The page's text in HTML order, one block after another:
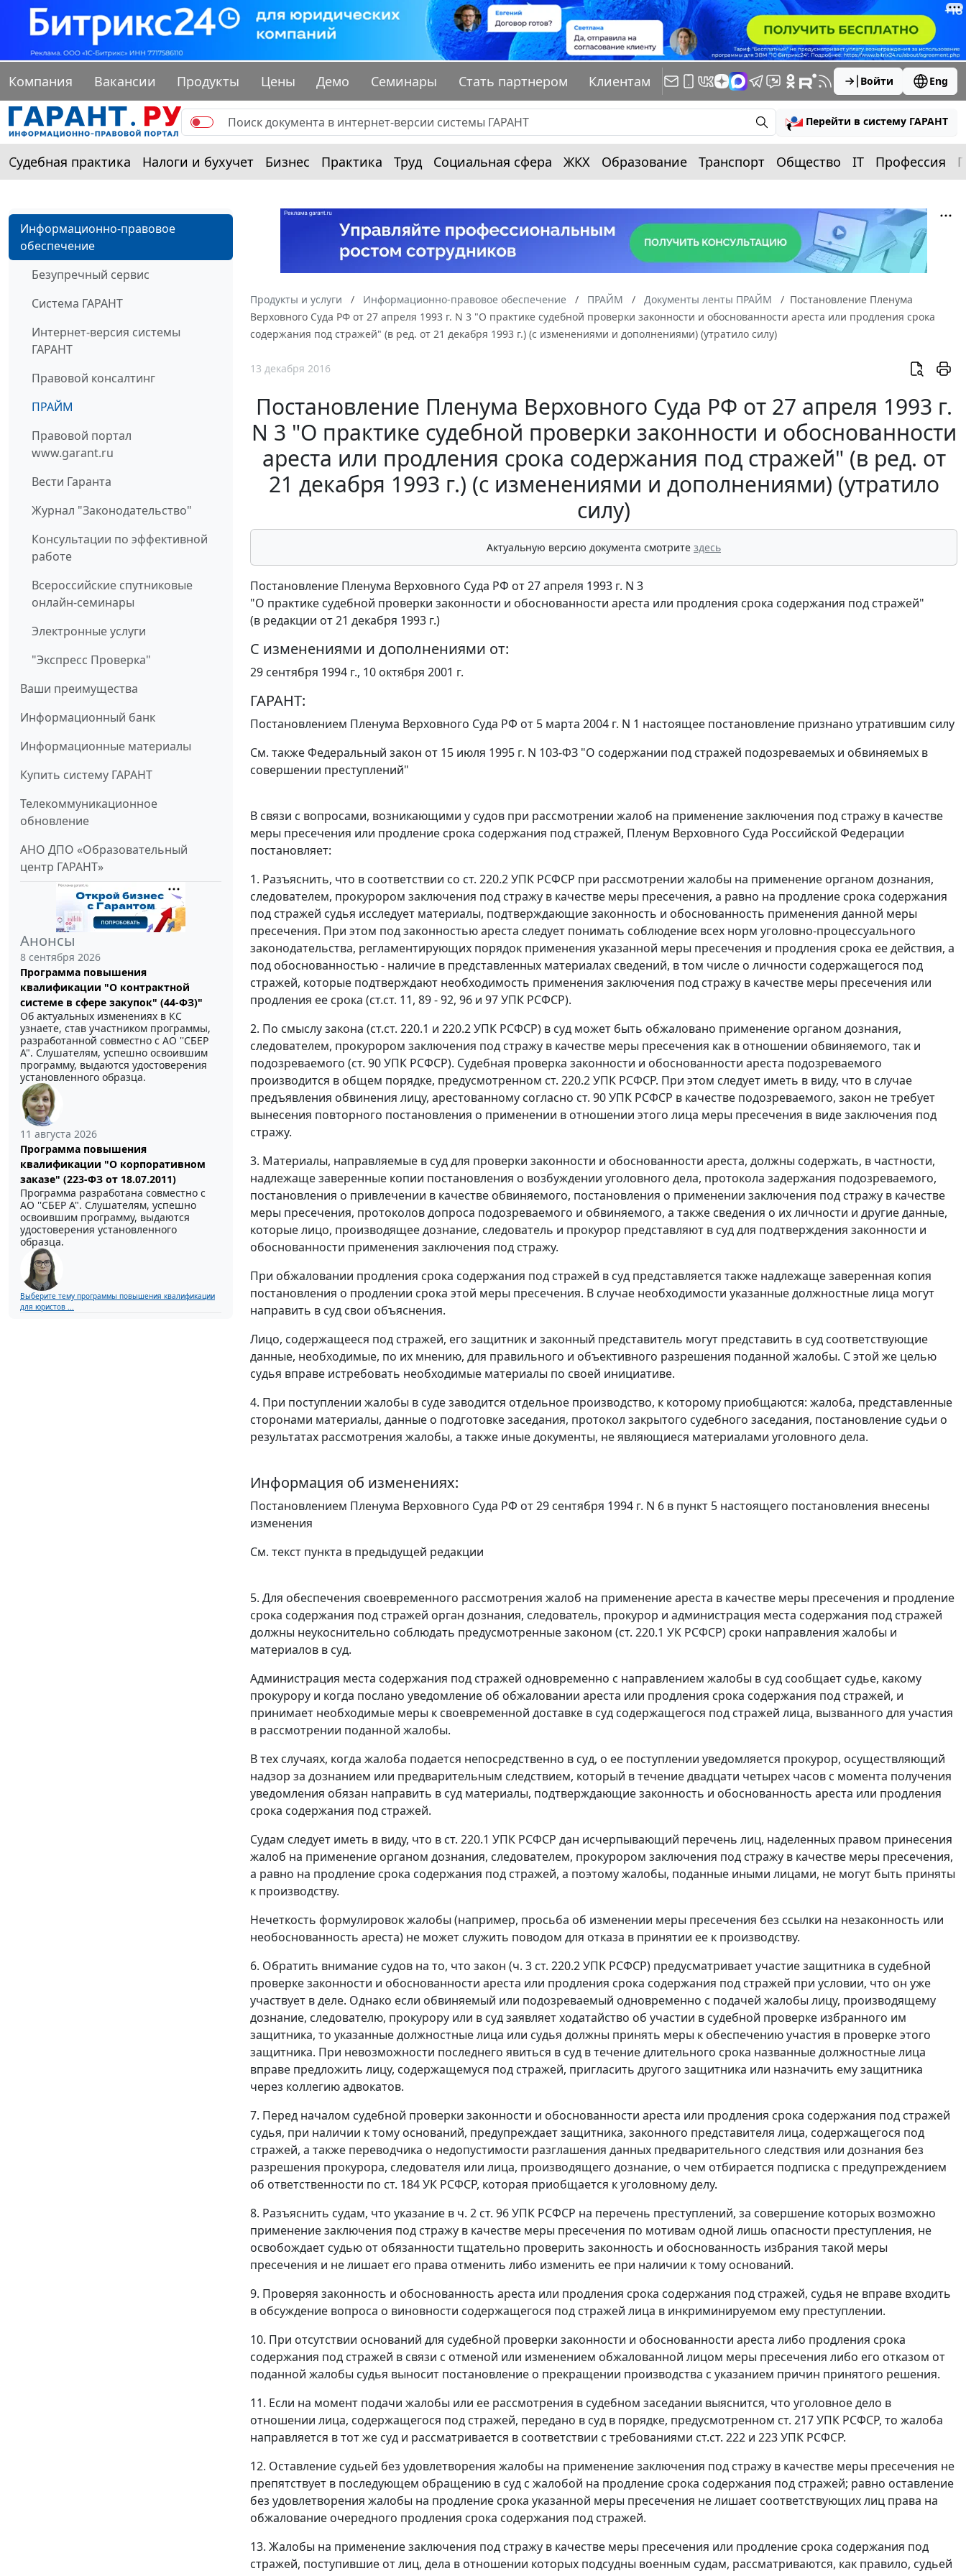
Компания Вакансии Продукты Цены Демо Семинары Стать партнером Клиентам Войти Eng
Перейти в систему ГАРАНТ
Судебная практика Налоги и бухучет Бизнес Практика Труд Социальная сфера ЖКХ Образование Транспорт Общество IT Профессия
Информационно-правовое
обеспечение
Безупречный сервис
Система ГАРАНТ
Интернет-версия системы
ГАРАНТ
Правовой консалтинг
ПРАЙМ
Правовой портал
www.garant.ru
Вести Гаранта
Журнал "Законодательство"
Консультации по эффективной
работе
Всероссийские спутниковые
онлайн-семинары
Электронные услуги
"Экспресс Проверка"
Ваши преимущества
Информационный банк
Информационные материалы
Купить систему ГАРАНТ
Телекоммуникационное
обновление
АНО ДПО «Образовательный
центр ГАРАНТ»
Анонсы
8 сентября 2026
Программа повышения
квалификации "О контрактной
системе в сфере закупок" (44-ФЗ)"
Об актуальных изменениях в КС
узнаете, став участником программы,
разработанной совместно с АО ''СБЕР
А". Слушателям, успешно освоившим
программу, выдаются удостоверения
установленного образца.
11 августа 2026
Программа повышения
квалификации "О корпоративном
заказе" (223-ФЗ от 18.07.2011)
Программа разработана совместно с
АО ''СБЕР А". Слушателям, успешно
освоившим программу, выдаются
удостоверения установленного
образца.
Выберите тему программы повышения квалификации
для юристов ...
Продукты и услуги Информационно-правовое обеспечение ПРАЙМ Документы ленты ПРАЙМ
Постановление Пленума
Верховного Суда РФ от 27 апреля 1993 г. N 3 "О практике судебной проверки законности и обоснованности ареста или продления срока
содержания под стражей" (в ред. от 21 декабря 1993 г.) (с изменениями и дополнениями) (утратило силу)
13 декабря 2016
Постановление Пленума Верховного Суда РФ от 27 апреля 1993 г.
N 3 "О практике судебной проверки законности и обоснованности
ареста или продления срока содержания под стражей" (в ред. от
21 декабря 1993 г.) (с изменениями и дополнениями) (утратило
силу)
Актуальную версию документа смотрите здесь
Постановление Пленума Верховного Суда РФ от 27 апреля 1993 г. N 3
"О практике судебной проверки законности и обоснованности ареста или продления срока содержания под стражей"
(в редакции от 21 декабря 1993 г.)
С изменениями и дополнениями от:
29 сентября 1994 г., 10 октября 2001 г.
ГАРАНТ:
Постановлением Пленума Верховного Суда РФ от 5 марта 2004 г. N 1 настоящее постановление признано утратившим силу
См. такжеФедеральный закон от 15 июля 1995 г. N 103-ФЗ "О содержании под стражей подозреваемых и обвиняемых в
совершении преступлений"
В связи с вопросами, возникающими у судов при рассмотрении жалоб на применение заключения под стражу в качестве
меры пресечения или продление срока содержания под стражей, Пленум Верховного Суда Российской Федерации
постановляет:
1. Разъяснить, что в соответствии со ст. 220.2УПК РСФСР при рассмотрении жалобы на применение органом дознания,
следователем, прокурором заключения под стражу в качестве меры пресечения, а равно на продление срока содержания
под стражей судья исследует материалы, подтверждающие законность и обоснованность применения данной меры
пресечения. При этом под законностью ареста следует понимать соблюдение всех норм уголовно-процессуального
законодательства, регламентирующих порядок применения указанной меры пресечения и продления срока ее действия, а
под обоснованностью - наличие в представленных материалах сведений, в том числе о личности содержащегося под
стражей, которые подтверждают необходимость применения заключения под стражу в качестве меры пресечения или
продления ее срока (ст.ст. 11, 89 - 92, 96 и 97УПК РСФСР).
2. По смыслу закона (ст.ст. 220.1 и 220.2УПК РСФСР) в суд может быть обжаловано применение органом дознания,
следователем, прокурором заключения под стражу в качестве меры пресечения как в отношении обвиняемого, так и
подозреваемого (ст. 90УПК РСФСР). Судебная проверка законности и обоснованности ареста подозреваемого
производится в общем порядке, предусмотренном ст. 220.2УПК РСФСР. При этом следует иметь в виду, что в случае
предъявления обвинения лицу, арестованному согласно ст. 90УПК РСФСР в качестве подозреваемого, закон не требует
вынесения повторного постановления о применении в отношении этого лица меры пресечения в виде заключения под
стражу.
3. Материалы, направляемые в суд для проверки законности и обоснованности ареста, должны содержать, в частности,
надлежаще заверенные копии постановления о возбуждении уголовного дела, протокола задержания подозреваемого,
постановления о привлечении в качестве обвиняемого, постановления о применении заключения под стражу в качестве
меры пресечения, протоколов допроса подозреваемого и обвиняемого, а также сведения о их личности и другие данные,
которые лицо, производящее дознание, следователь и прокурор представляют в суд для подтверждения законности и
обоснованности применения заключения под стражу.
При обжаловании продления срока содержания под стражей в суд представляется также надлежаще заверенная копия
постановления о продлении срока этой меры пресечения. В случае необходимости указанные должностные лица могут
направить в суд свои объяснения.
Лицо, содержащееся под стражей, его защитник и законный представитель могут представить в суд соответствующие
данные, необходимые, по их мнению, для правильного и объективного разрешения поданной жалобы. С этой же целью
судья вправе истребовать необходимые материалы по своей инициативе.
4. При поступлении жалобы в суде заводится отдельное производство, к которому приобщаются: жалоба, представленные
сторонами материалы, данные о подготовке заседания, протокол закрытого судебного заседания, постановление судьи о
результатах рассмотрения жалобы, а также иные документы, не являющиеся материалами уголовного дела.
Информация об изменениях:
Постановлением Пленума Верховного Суда РФ от 29 сентября 1994 г. N 6 в пункт 5 настоящего постановления внесены
изменения
См. текст пункта в предыдущей редакции
5. Для обеспечения своевременного рассмотрения жалоб на применение ареста в качестве меры пресечения и продление
срока содержания под стражей орган дознания, следователь, прокурор и администрация места содержания под стражей
должны неукоснительно соблюдать предусмотренные законом (ст. 220.1 УК РСФСР) сроки направления жалобы и
материалов в суд.
Администрация места содержания под стражей одновременно с направлением жалобы в суд сообщает судье, какому
прокурору и когда послано уведомление об обжаловании ареста или продления срока содержания под стражей, и
принимает необходимые меры к своевременной доставке в суд содержащегося под стражей лица, вызванного для участия
в рассмотрении поданной жалобы.
В тех случаях, когда жалоба подается непосредственно в суд, о ее поступлении уведомляется прокурор, осуществляющий
надзор за дознанием или предварительным следствием, который в течение двадцати четырех часов с момента получения
уведомления обязан направить в суд материалы, подтверждающие законность и обоснованность ареста или продления
срока содержания под стражей.
Судам следует иметь в виду, что в ст. 220.1 УПК РСФСР дан исчерпывающий перечень лиц, наделенных правом принесения
жалоб на применение органом дознания, следователем, прокурором заключения под стражу в качестве меры пресечения,
а равно на продление срока содержания под стражей, а поэтому жалобы, поданные иными лицами, не могут быть приняты
к производству.
Нечеткость формулировок жалобы (например, просьба об изменении меры пресечения без ссылки на незаконность или
необоснованность ареста) не может служить поводом для отказа в принятии ее к производству.
6. Обратить внимание судов на то, что закон (ч. 3 ст. 220.2УПК РСФСР) предусматривает участие защитника в судебной
проверке законности и обоснованности ареста или продления срока содержания под стражей при условии, что он уже
участвует в деле. Однако если обвиняемый или подозреваемый одновременно с подачей жалобы лицу, производящему
дознание, следователю, прокурору или в суд заявляет ходатайство об участии в судебной проверке избранного им
защитника, то указанные должностные лица или судья должны принять меры к обеспечению участия в проверке этого
защитника. При невозможности последнего явиться в суд в течение длительного срока названные должностные лица
вправе предложить лицу, содержащемуся под стражей, пригласить другого защитника или назначить ему защитника
через коллегию адвокатов.
7. Перед началом судебной проверки законности и обоснованности ареста или продления срока содержания под стражей
судья, при наличии к тому оснований, предупреждает защитника, законного представителя лица, содержащегося под
стражей, а также переводчика о недопустимости разглашения данных предварительного следствия или дознания без
разрешения прокурора, следователя или лица, производящего дознание, о чем отбирается подписка с предупреждением
об ответственности по ст. 184УК РСФСР, которая приобщается к уголовному делу.
8. Разъяснить судам, что указание в ч. 2 ст. 96УПК РСФСР на перечень преступлений, за совершение которых возможно
применение заключения под стражу в качестве меры пресечения по мотивам одной лишь опасности преступления, не
освобождает судью от обязанности тщательно проверить законность и обоснованность избрания такой меры
пресечения и не лишает его права отменить либо изменить ее при наличии к тому оснований.
9. Проверяя законность и обоснованность ареста или продления срока содержания под стражей, судья не вправе входить
в обсуждение вопроса о виновности содержащегося под стражей лица в инкриминируемом ему преступлении.
10. При отсутствии оснований для судебной проверки законности и обоснованности ареста либо продления срока
содержания под стражей в связи с отменой или изменением обжалованной лицом меры пресечения либо его отказом от
поданной жалобы судья выносит постановление о прекращении производства с указанием причин принятого решения.
11. Если на момент подачи жалобы или ее рассмотрения в судебном заседании выяснится, что уголовное дело в
отношении лица, содержащегося под стражей, передано в суд в порядке, предусмотренном ст. 217УПК РСФСР, то жалоба
направляется в тот же суд и рассматривается в соответствии с требованиями ст.ст. 222 и 223УПК РСФСР.
12. Оставление судьей без удовлетворения жалобы на применение заключения под стражу в качестве меры пресечения не
препятствует в последующем обращению в суд с жалобой на продление срока содержания под стражей; равно оставление
без удовлетворения жалобы на продление срока указанной меры пресечения не лишает соответствующих лиц права на
обжалование очередного продления срока содержания под стражей.
13. Жалобы на применение заключения под стражу в качестве меры пресечения или продление срока содержания под
стражей, поступившие от лиц, дела в отношении которых подсудны военным судам, рассматриваются, как правило, судьей